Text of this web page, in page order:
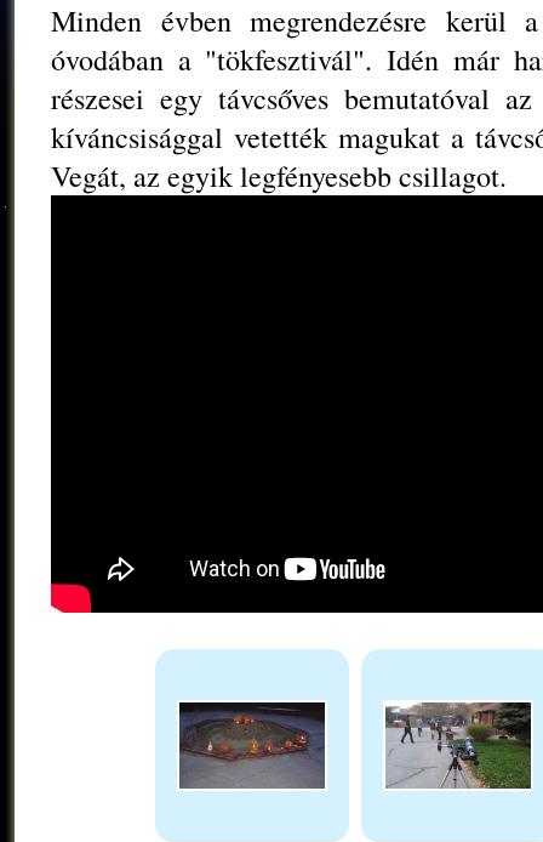
Minden évben megrendezésre kerül
óvodában a "tökfesztivál". Idén már
részesei egy távcsőves bemutatóval
kíváncsisággal vetették magukat a
Vegát, az egyik legfényesebb csillagot.